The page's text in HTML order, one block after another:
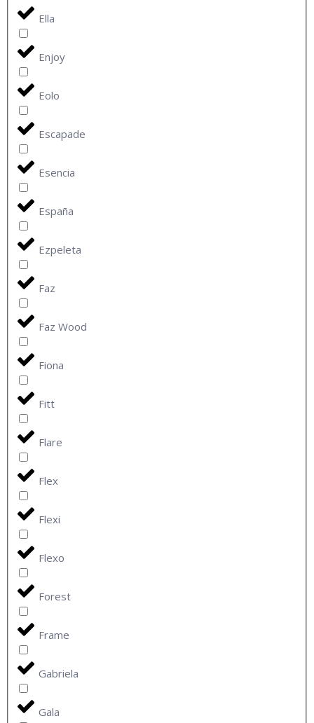
Ella
Enjoy
Eolo
Escapade
Esencia
España
Ezpeleta
Faz
Faz Wood
Fiona
Fitt
Flare
Flex
Flexi
Flexo
Forest
Frame
Gabriela
Gala